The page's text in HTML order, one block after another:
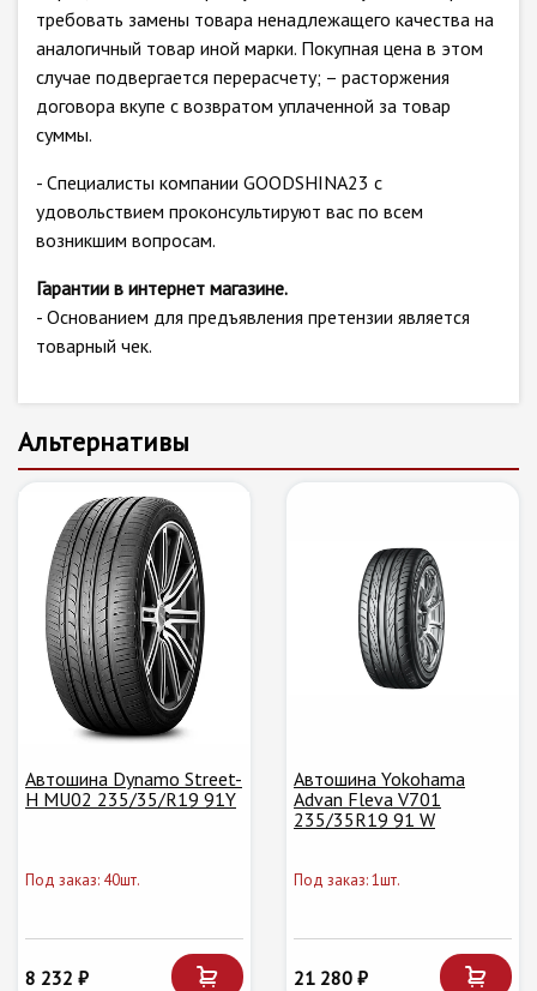
требовать замены товара ненадлежащего качества на
аналогичный товар иной марки. Покупная цена в этом
случае подвергается перерасчету; – расторжения
договора вкупе с возвратом уплаченной за товар
суммы.
- Специалисты компании GOODSHINA23 с
удовольствием проконсультируют вас по всем
возникшим вопросам.
Гарантии в интернет магазине.
- Основанием для предъявления претензии является
товарный чек.
Альтернативы
Автошина Dynamo Street-
H MU02 235/35/R19 91Y
Под заказ: 40шт.
8 232 ₽
Автошина Yokohama
Advan Fleva V701
235/35R19 91 W
Под заказ: 1шт.
21 280 ₽